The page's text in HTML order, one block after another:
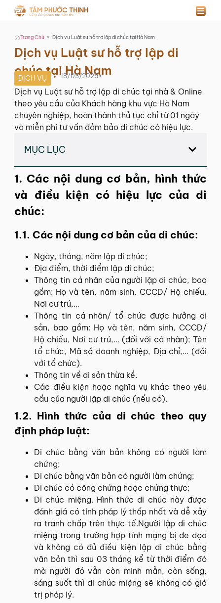
Trang Chủ > Dịch vụ Luật sư hỗ trợ lập di chúc tại Hà Nam
Dịch vụ Luật sư hỗ trợ lập di
chúc tại Hà Nam
DỊCH VỤ 18/03/2025•
Dịch vụ Luật sư hỗ trợ lập di chúc tại nhà & Online
theo yêu cầu của Khách hàng khu vực Hà Nam
chuyên nghiệp, hoàn thành thủ tục chỉ từ 01 ngày
và miễn phí tư vấn đảm bảo di chúc có hiệu lực.
MỤC LỤC
1. Các nội dung cơ bản, hình thức
và điều kiện có hiệu lực của di
chúc:
1.1. Các nội dung cơ bản của di chúc:
Ngày, tháng, năm lập di chúc;
Địa điểm, thời điểm lập di chúc;
Thông tin cá nhân của người lập di chúc, bao
gồm: Họ và tên, năm sinh, CCCD/ Hộ chiếu,
Nơi cư trú,…
Thông tin cá nhân/ tổ chức được hưởng di
sản, bao gồm: Họ và tên, năm sinh, CCCD/
Hộ chiếu, Nơi cư trú,… (đối với cá nhân); Tên
tổ chức, Mã số doanh nghiệp, Địa chỉ,… (đối
với tổ chức).
Thông tin về di sản thừa kề.
Các điều kiện hoặc nghĩa vụ khác theo yêu
cầu của người lập di chúc (nếu có).
1.2. Hình thức của di chúc theo quy
định pháp luật:
Di chúc bằng văn bản không có người làm
chứng;
Di chúc bằng văn bản có người làm chứng;
Di chúc có công chứng hoặc chứng thực;
Di chúc miệng. Hình thức di chúc này được
đánh giá có tính pháp lý thấp nhất và dễ xảy
ra tranh chấp trên thực tế.Người lập di chúc
miệng trong trường hợp tính mạng bị đe dọa
và không có đủ điều kiện lập di chúc bằng
văn bản thì sau 03 tháng kể từ thời điểm đó
mà người đó vẫn còn minh mẫn, còn sống,
sáng suốt thì di chúc miệng sẽ không có giá
trị pháp lý.